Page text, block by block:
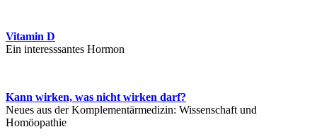
Vitamin D
Ein interesssantes Hormon
Kann wirken, was nicht wirken darf?
Neues aus der Komplementärmedizin: Wissenschaft und
Homöopathie